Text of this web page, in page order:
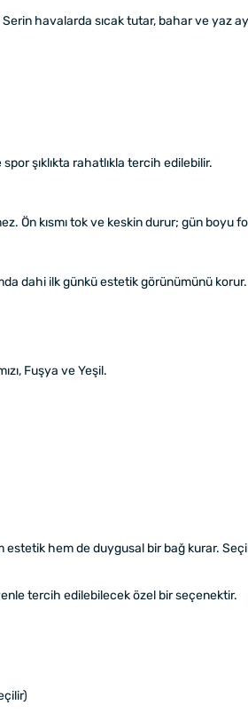
Serin havalarda sıcak tutar, bahar ve yaz
şıklıkta rahatlıkla tercih edilebilir.
Ön kısmı tok ve keskin durur; gün boyu
dahi ilk günkü estetik görünümünü korur.
Fuşya ve Yeşil.
hem de duygusal bir bağ kurar.
tercih edilebilecek özel bir seçenektir.